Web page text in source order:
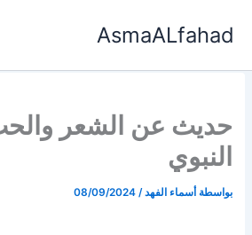
AsmaALfahad
حديث عن الشعر
النبوي
بواسطة أسماء الفهد/
08/09/2024